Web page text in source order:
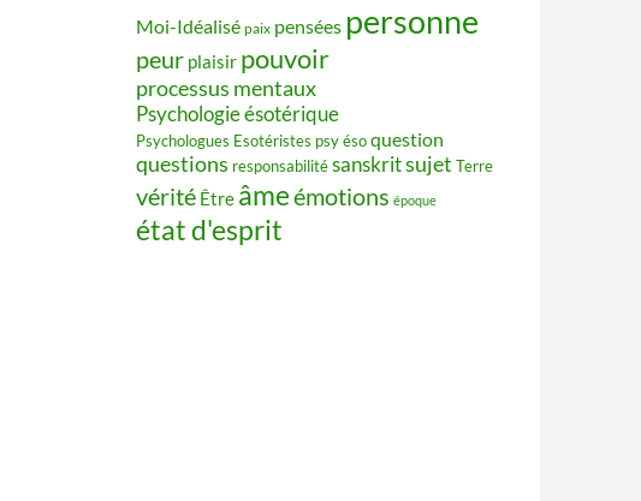
Moi-Idéalisé paix pensées personne
peur plaisir pouvoir
processus mentaux
Psychologie ésotérique
Psychologues Esotéristes psy ésoquestion
questions responsabilitésanskritsujet Terre
vérité Être âmeémotions époque
état d'esprit